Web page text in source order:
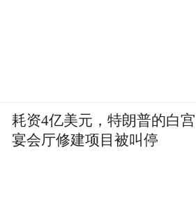
耗资4亿美元，特朗普的白宫
宴会厅修建项目被叫停